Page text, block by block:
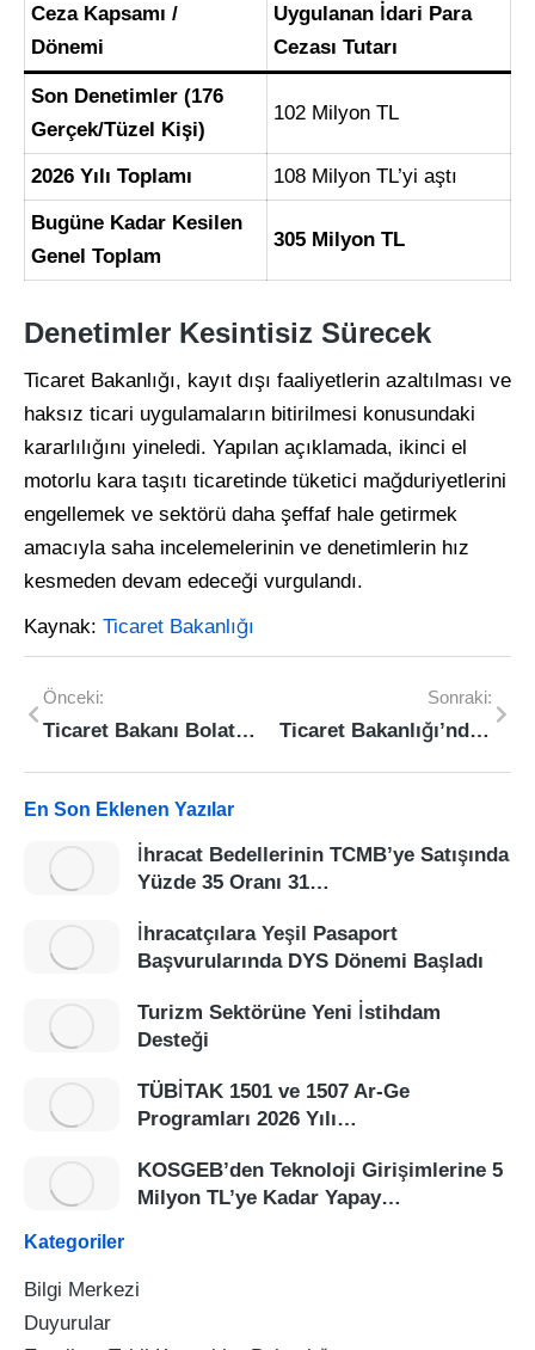
Ceza Kapsamı /
Dönemi
Uygulanan İdari Para
Cezası Tutarı
Son Denetimler (176
Gerçek/Tüzel Kişi)
102 Milyon TL
2026 Yılı Toplamı 108 Milyon TL’yi aştı
Bugüne Kadar Kesilen
Genel Toplam
305 Milyon TL
Denetimler Kesintisiz Sürecek
Ticaret Bakanlığı, kayıt dışı faaliyetlerin azaltılması ve
haksız ticari uygulamaların bitirilmesi konusundaki
kararlılığını yineledi. Yapılan açıklamada, ikinci el
motorlu kara taşıtı ticaretinde tüketici mağduriyetlerini
engellemek ve sektörü daha şeffaf hale getirmek
amacıyla saha incelemelerinin ve denetimlerin hız
kesmeden devam edeceği vurgulandı.
Kaynak: Ticaret Bakanlığı
Önceki:
Ticaret Bakanı Bolat: “Kadın Girişimcilerin İhracata Katkısı 62 Milyar Doları Aştı”
Sonraki:
Ticaret Bakanlığı’ndan Beyaz Ette Fahiş Fiyat Fırsatçılarına Ağır Darbe: 10 Milyon TL’yi Aşan Ceza Kesildi
En Son Eklenen Yazılar
İhracat Bedellerinin TCMB’ye Satışında
Yüzde 35 Oranı 31…
İhracatçılara Yeşil Pasaport
Başvurularında DYS Dönemi Başladı
Turizm Sektörüne Yeni İstihdam
Desteği
TÜBİTAK 1501 ve 1507 Ar-Ge
Programları 2026 Yılı…
KOSGEB’den Teknoloji Girişimlerine 5
Milyon TL’ye Kadar Yapay…
Kategoriler
Bilgi Merkezi
Duyurular